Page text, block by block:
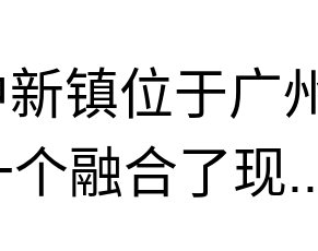
镇位于广
融合了现